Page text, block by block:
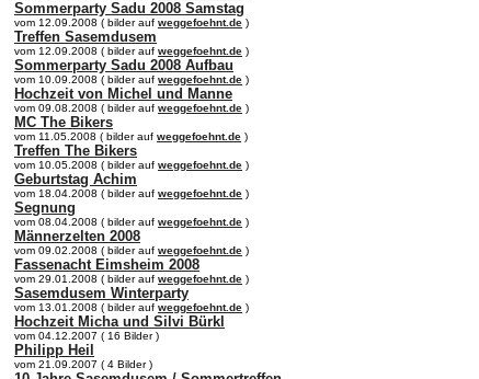
Sommerparty Sadu 2008 Samstag
vom 12.09.2008 ( bilder auf weggefoehnt.de )
Treffen Sasemdusem
vom 12.09.2008 ( bilder auf weggefoehnt.de )
Sommerparty Sadu 2008 Aufbau
vom 10.09.2008 ( bilder auf weggefoehnt.de )
Hochzeit von Michel und Manne
vom 09.08.2008 ( bilder auf weggefoehnt.de )
MC The Bikers
vom 11.05.2008 ( bilder auf weggefoehnt.de )
Treffen The Bikers
vom 10.05.2008 ( bilder auf weggefoehnt.de )
Geburtstag Achim
vom 18.04.2008 ( bilder auf weggefoehnt.de )
Segnung
vom 08.04.2008 ( bilder auf weggefoehnt.de )
Männerzelten 2008
vom 09.02.2008 ( bilder auf weggefoehnt.de )
Fassenacht Eimsheim 2008
vom 29.01.2008 ( bilder auf weggefoehnt.de )
Sasemdusem Winterparty
vom 13.01.2008 ( bilder auf weggefoehnt.de )
Hochzeit Micha und Silvi Bürkl
vom 04.12.2007 ( 16 Bilder )
Philipp Heil
vom 21.09.2007 ( 4 Bilder )